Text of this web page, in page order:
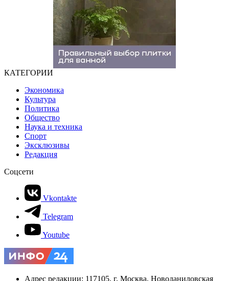
КАТЕГОРИИ
Экономика
Культура
Политика
Общество
Наука и техника
Спорт
Эксклюзивы
Редакция
Соцсети
Vkontakte
Telegram
Youtube
Адрес редакции: 117105, г. Москва, Новоданиловская